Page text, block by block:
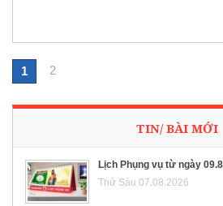
1 2
TIN/ BÀI MỚI
Lịch Phụng vụ từ ngày
Thứ Sáu 07.08.2026